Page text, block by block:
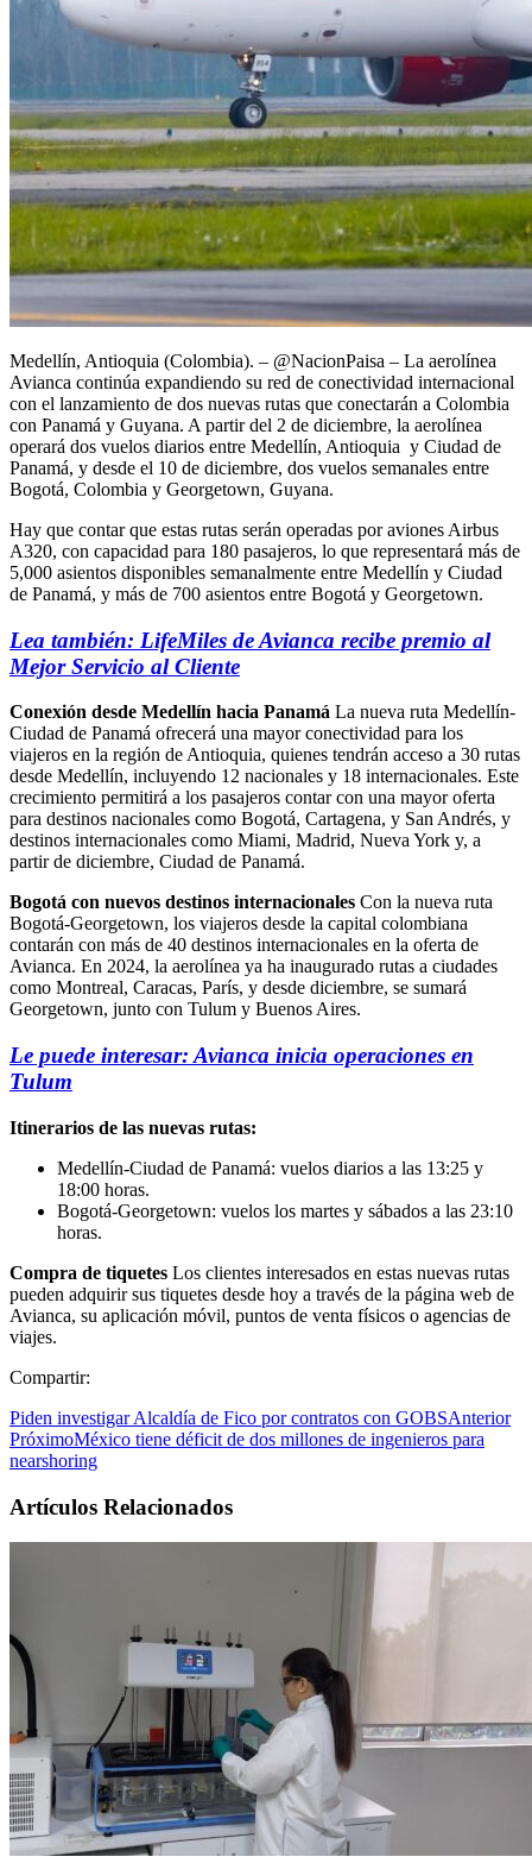
Medellín, Antioquia (Colombia). – @NacionPaisa – La aerolínea
Avianca continúa expandiendo su red de conectividad internacional
con el lanzamiento de dos nuevas rutas que conectarán a Colombia
con Panamá y Guyana. A partir del 2 de diciembre, la aerolínea
operará dos vuelos diarios entre Medellín, Antioquia y Ciudad de
Panamá, y desde el 10 de diciembre, dos vuelos semanales entre
Bogotá, Colombia y Georgetown, Guyana.
Hay que contar que estas rutas serán operadas por aviones Airbus
A320, con capacidad para 180 pasajeros, lo que representará más de
5,000 asientos disponibles semanalmente entre Medellín y Ciudad
de Panamá, y más de 700 asientos entre Bogotá y Georgetown.
Lea también: LifeMiles de Avianca recibe premio al
Mejor Servicio al Cliente
Conexión desde Medellín hacia Panamá La nueva ruta Medellín-
Ciudad de Panamá ofrecerá una mayor conectividad para los
viajeros en la región de Antioquia, quienes tendrán acceso a 30 rutas
desde Medellín, incluyendo 12 nacionales y 18 internacionales. Este
crecimiento permitirá a los pasajeros contar con una mayor oferta
para destinos nacionales como Bogotá, Cartagena, y San Andrés, y
destinos internacionales como Miami, Madrid, Nueva York y, a
partir de diciembre, Ciudad de Panamá.
Bogotá con nuevos destinos internacionales Con la nueva ruta
Bogotá-Georgetown, los viajeros desde la capital colombiana
contarán con más de 40 destinos internacionales en la oferta de
Avianca. En 2024, la aerolínea ya ha inaugurado rutas a ciudades
como Montreal, Caracas, París, y desde diciembre, se sumará
Georgetown, junto con Tulum y Buenos Aires.
Le puede interesar: Avianca inicia operaciones en
Tulum
Itinerarios de las nuevas rutas:
Medellín-Ciudad de Panamá: vuelos diarios a las 13:25 y
18:00 horas.
Bogotá-Georgetown: vuelos los martes y sábados a las 23:10
horas.
Compra de tiquetes Los clientes interesados en estas nuevas rutas
pueden adquirir sus tiquetes desde hoy a través de la página web de
Avianca, su aplicación móvil, puntos de venta físicos o agencias de
viajes.
Compartir:
Piden investigar Alcaldía de Fico por contratos con GOBSAnterior
PróximoMéxico tiene déficit de dos millones de ingenieros para
nearshoring
Artículos Relacionados